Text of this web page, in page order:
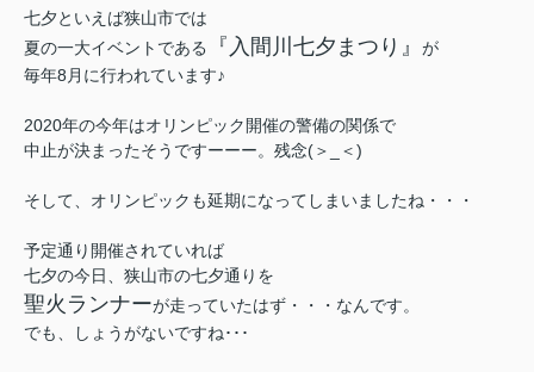
七夕といえば狭山市では
夏の一大イベントである
『入間川七夕まつり』
が
毎年8月に行われています♪
2020年の今年はオリンピック開催の警備の関係で
中止が決まったそうですーーー。残念(＞_＜)
そして、オリンピックも延期になってしまいましたね・・・
予定通り開催されていれば
七夕の今日、狭山市の七夕通りを
聖火ランナーが走っていたはず・・・なんです。
でも、しょうがないですね･･･